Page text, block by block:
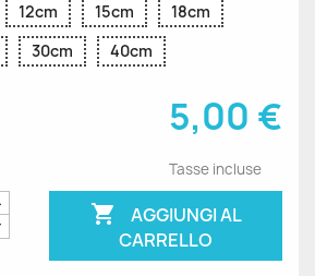
12cm 15cm
18cm
30cm 40cm
5,00 €
Tasse incluse

CARRELLO